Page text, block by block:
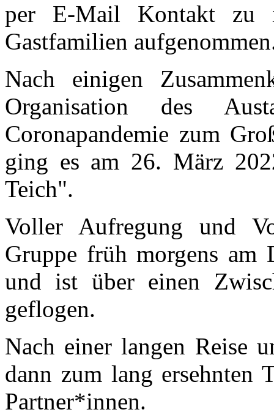
per E-Mail Kontakt zu
Gastfamilien
Nach einigen
Organisation des
Coronapandemie zum
ging es am 26. März
Teich".
Voller Aufregung und
Gruppe früh morgens am
und ist über einen
geflogen.
Nach einer langen Reise
dann zum lang ersehnten
Partner*innen.